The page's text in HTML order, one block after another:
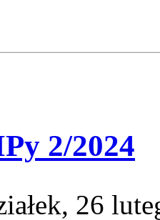
2/2024
26